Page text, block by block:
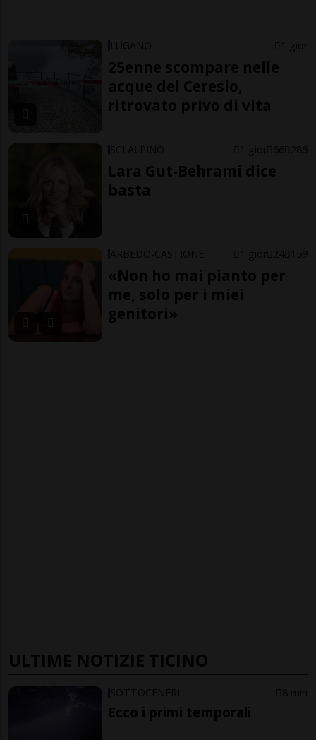
LUGANO 1 gior
25enne scompare nelle
acque del Ceresio,
ritrovato privo di vita
SCI ALPINO 1 gior 66 286
Lara Gut-Behrami dice
basta
ARBEDO-CASTIONE 1 gior 24 159
«Non ho mai pianto per
me, solo per i miei
genitori»
ULTIME NOTIZIE TICINO
SOTTOCENERI 8 min
Ecco i primi temporali